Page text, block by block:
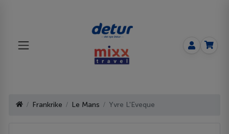
Frankrike Le Mans Yvre L'Eveque